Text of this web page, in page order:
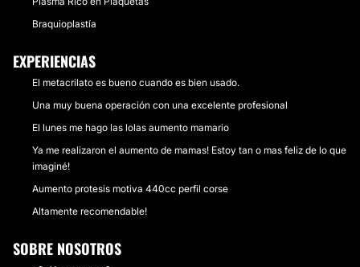
Braquioplastía
EXPERIENCIAS
El metacrilato es bueno cuando es bien usado.
Una muy buena operación con una excelente profesional
El lunes me hago las lolas aumento mamario
Ya me realizaron el aumento de mamas! Estoy tan o mas feliz de lo que
imaginé!
Aumento protesis motiva 440cc perfil corse
Altamente recomendable!
SOBRE NOSOTROS